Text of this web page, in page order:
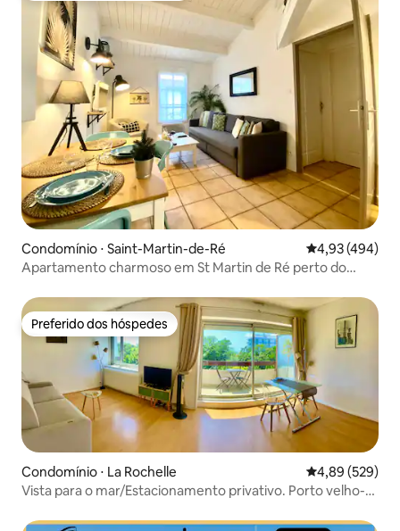
Condomínio ⋅ Saint-Martin-de-Ré 4,93 de uma
4,93 (494)
Apartamento charmoso em St Martin de Ré perto do
Preferido dos hóspedes
Preferido dos hóspedes
Condomínio ⋅ La Rochelle 4,89 de uma
4,89 (529)
Vista para o mar/Estacionamento privativo. Porto velho-